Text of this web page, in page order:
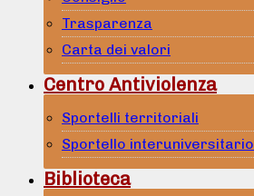
Trasparenza
Carta dei valori
Centro Antiviolenza
Sportelli territoriali
Sportello interuniversitario
Biblioteca